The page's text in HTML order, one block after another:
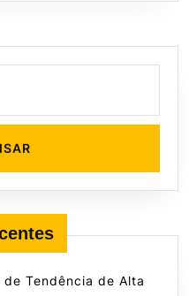
Tendência de Alta